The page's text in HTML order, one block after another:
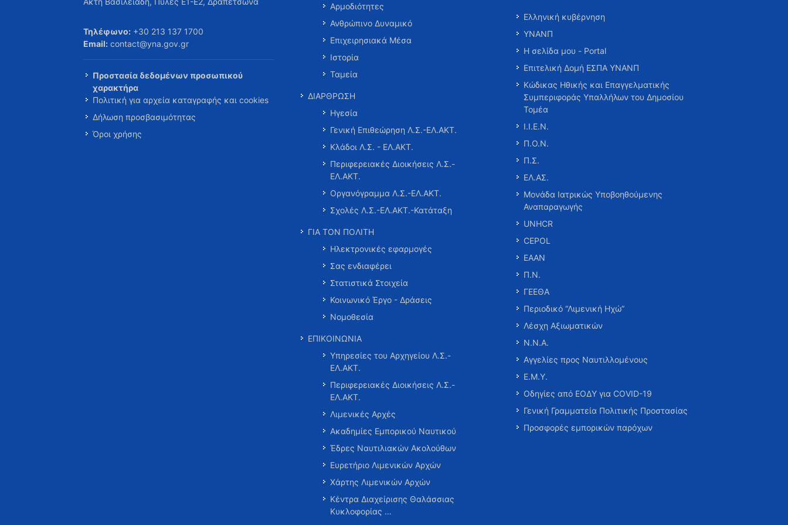
Τηλέφωνο: +30 213 137 1700
Email: contact@yna.gov.gr
Προστασία δεδομένων προσωπικού
χαρακτήρα
Πολιτική για αρχεία καταγραφής και cookies
Δήλωση προσβασιμότητας
Όροι χρήσης
Αρμοδιότητες
Ανθρώπινο Δυναμικό
Επιχειρησιακά Μέσα
Ιστορία
Ταμεία
ΔΙΑΡΘΡΩΣΗ
Ηγεσία
Γενική Επιθεώρηση Λ.Σ.-ΕΛ.ΑΚΤ.
Κλάδοι Λ.Σ. - ΕΛ.ΑΚΤ.
Περιφερειακές Διοικήσεις Λ.Σ.-
ΕΛ.ΑΚΤ.
Οργανόγραμμα Λ.Σ.-ΕΛ.ΑΚΤ.
Σχολές Λ.Σ.-ΕΛ.ΑΚΤ.-Κατάταξη
ΓΙΑ ΤΟΝ ΠΟΛΙΤΗ
Ηλεκτρονικές εφαρμογές
Σας ενδιαφέρει
Στατιστικά Στοιχεία
Κοινωνικό Έργο - Δράσεις
Νομοθεσία
ΕΠΙΚΟΙΝΩΝΙΑ
Υπηρεσίες του Αρχηγείου Λ.Σ.-
ΕΛ.ΑΚΤ.
Περιφερειακές Διοικήσεις Λ.Σ.-
ΕΛ.ΑΚΤ.
Λιμενικές Αρχές
Ακαδημίες Εμπορικού Ναυτικού
Έδρες Ναυτιλιακών Ακολούθων
Ευρετήριο Λιμενικών Αρχών
Χάρτης Λιμενικών Αρχών
Κέντρα Διαχείρισης Θαλάσσιας
Κυκλοφορίας …
Ελληνική κυβέρνηση
ΥΝΑΝΠ
Η σελίδα μου - Portal
Επιτελική Δομή ΕΣΠΑ ΥΝΑΝΠ
Κώδικας Ηθικής και Επαγγελματικής
Συμπεριφοράς Υπαλλήλων του Δημοσίου
Τομέα
Ι.Ι.Ε.Ν.
Π.Ο.Ν.
Π.Σ.
ΕΛ.ΑΣ.
Μονάδα Ιατρικώς Υποβοηθούμενης
Αναπαραγωγής
UNHCR
CEPOL
ΕΑΑΝ
Π.Ν.
ΓΕΕΘΑ
Περιοδικό “Λιμενική Ηχώ”
Λέσχη Αξιωματικών
Ν.Ν.Α.
Αγγελίες προς Ναυτιλλομένους
Ε.Μ.Υ.
Οδηγίες από ΕΟΔΥ για COVID-19
Γενική Γραμματεία Πολιτικής Προστασίας
Προσφορές εμπορικών παρόχων